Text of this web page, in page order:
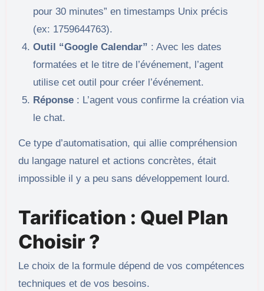
pour 30 minutes” en timestamps Unix précis
(ex: 1759644763).
Outil “Google Calendar” : Avec les dates
formatées et le titre de l’événement, l’agent
utilise cet outil pour créer l’événement.
Réponse : L’agent vous confirme la création via
le chat.
Ce type d’automatisation, qui allie compréhension
du langage naturel et actions concrètes, était
impossible il y a peu sans développement lourd.
Tarification : Quel Plan
Choisir ?
Le choix de la formule dépend de vos compétences
techniques et de vos besoins.